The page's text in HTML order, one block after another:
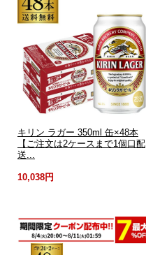
キリン ラガー 350ml 缶×48本
【ご注文は2ケースまで1個口配
送...
10,038円